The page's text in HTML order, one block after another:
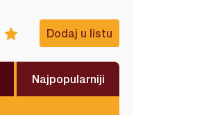
Dodaj u listu
Najpopularniji